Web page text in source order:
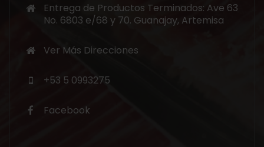
Entrega de Productos Terminados: Ave 63
No. 6803 e/68 y 70. Guanajay, Artemisa
Ver Más Direcciones
+53 5 0993275
Facebook